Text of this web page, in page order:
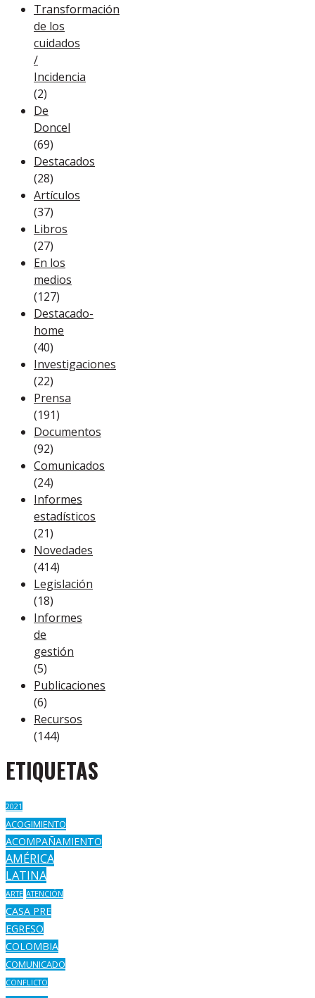
Transformación
de los
cuidados
/
Incidencia
(2)
De
Doncel
(69)
Destacados
(28)
Artículos
(37)
Libros
(27)
En los
medios
(127)
Destacado-
home
(40)
Investigaciones
(22)
Prensa
(191)
Documentos
(92)
Comunicados
(24)
Informes
estadísticos
(21)
Novedades
(414)
Legislación
(18)
Informes
de
gestión
(5)
Publicaciones
(6)
Recursos
(144)
ETIQUETAS
2021
ACOGIMIENTO
ACOMPAÑAMIENTO
AMÉRICA
LATINA
ARTE ATENCIÓN
CASA PRE
EGRESO
COLOMBIA
COMUNICADO
CONFLICTO